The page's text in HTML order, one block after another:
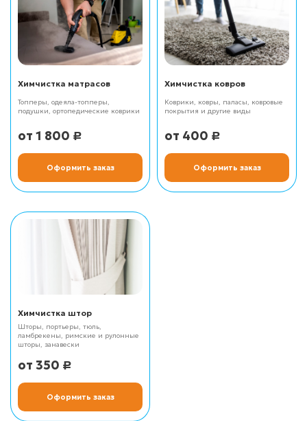
Химчистка матрасов
Топперы, одеяла-топперы,
подушки, ортопедические коврики
1 800 Р
Оформить заказ
Химчистка ковров
Коврики, ковры, паласы, ковровые
покрытия и другие виды
400 Р
Оформить заказ
Химчистка штор
Шторы, портьеры, тюль,
ламбрекены, римские и рулонные
шторы, занавески
350 Р
Оформить заказ